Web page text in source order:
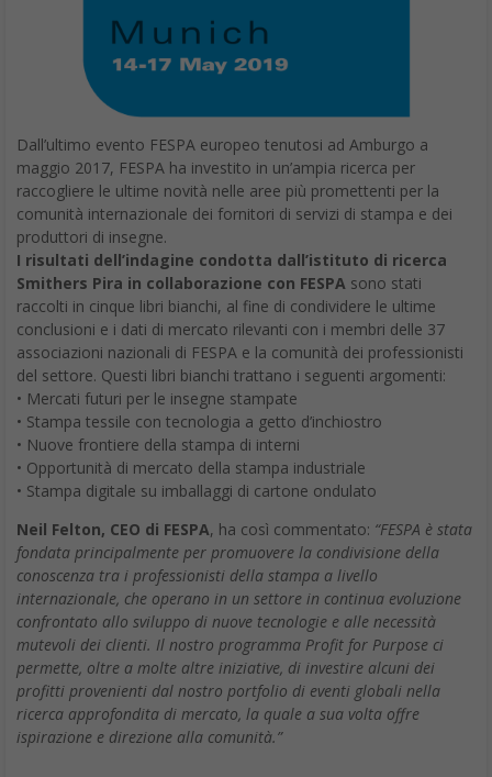
Dall’ultimo evento FESPA europeo tenutosi ad Amburgo a
maggio 2017, FESPA ha investito in un’ampia ricerca per
raccogliere le ultime novità nelle aree più promettenti per la
comunità internazionale dei fornitori di servizi di stampa e dei
produttori di insegne.
I risultati dell’indagine condotta dall’istituto di ricerca
Smithers Pira in collaborazione con FESPA sono stati
raccolti in cinque libri bianchi, al fine di condividere le ultime
conclusioni e i dati di mercato rilevanti con i membri delle 37
associazioni nazionali di FESPA e la comunità dei professionisti
del settore. Questi libri bianchi trattano i seguenti argomenti:
• Mercati futuri per le insegne stampate
• Stampa tessile con tecnologia a getto d’inchiostro
• Nuove frontiere della stampa di interni
• Opportunità di mercato della stampa industriale
• Stampa digitale su imballaggi di cartone ondulato
Neil Felton, CEO di FESPA, ha così commentato: “FESPA è stata
fondata principalmente per promuovere la condivisione della
conoscenza tra i professionisti della stampa a livello
internazionale, che operano in un settore in continua evoluzione
confrontato allo sviluppo di nuove tecnologie e alle necessità
mutevoli dei clienti. Il nostro programma Profit for Purpose ci
permette, oltre a molte altre iniziative, di investire alcuni dei
profitti provenienti dal nostro portfolio di eventi globali nella
ricerca approfondita di mercato, la quale a sua volta offre
ispirazione e direzione alla comunità.”